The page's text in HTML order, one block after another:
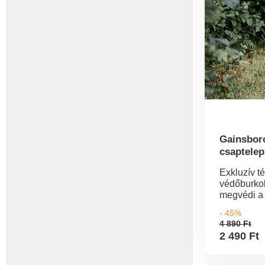
Exkluzív
megvédi
tartós,
szövet
- 45%
4 890 Ft
2 490 Ft